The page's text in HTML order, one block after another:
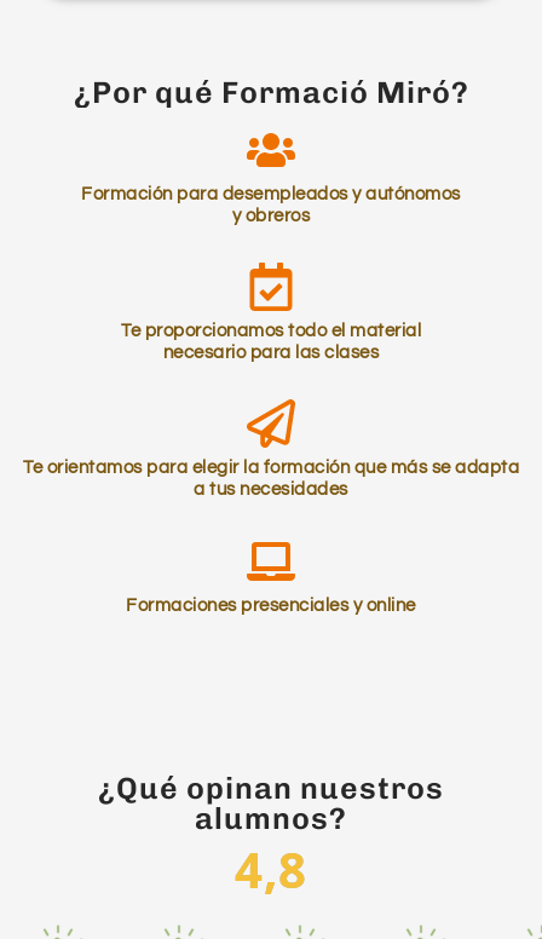
¿Por qué Formació Miró?
Formación para desempleados y autónomos
y obreros
Te proporcionamos todo el material
necesario para las clases
Te orientamos para elegir la formación que más se adapta
a tus necesidades
Formaciones presenciales y online
¿Qué opinan nuestros
alumnos?
4,8